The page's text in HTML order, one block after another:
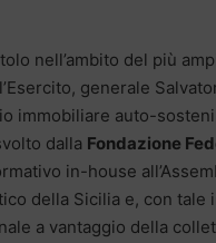
nell’ambito del più
generale
immobiliare auto-
dalla Fondazione
in-house
della Sicilia e, con tale
a vantaggio della